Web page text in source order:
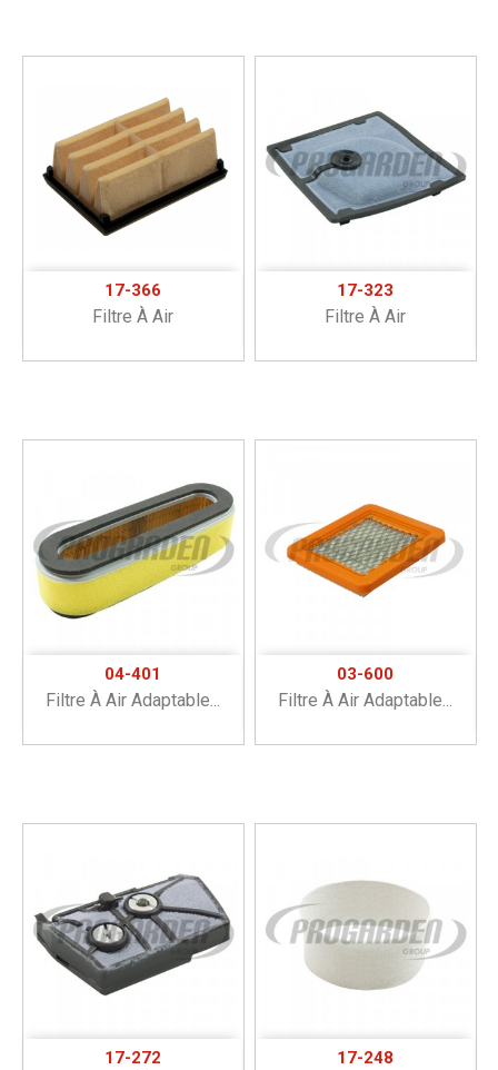
17-366
Filtre À Air
17-323
Filtre À Air
04-401
Filtre À Air Adaptable...
03-600
Filtre À Air Adaptable...
17-272 17-248